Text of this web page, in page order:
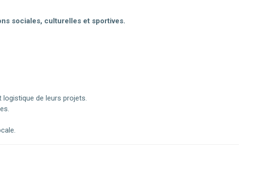
sociales, culturelles et sportives.
de leurs projets.